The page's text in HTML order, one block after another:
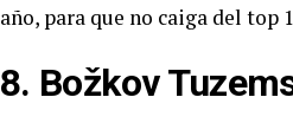
año, para que no caiga del top
8. Božkov